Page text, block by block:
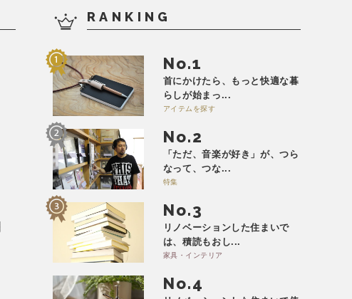
RANKING
No.
首にかけたら、もっと快適な暮
らしが始まっ...
アイテムを探す
No.
「ただ、音楽が好き」が、つら
なって、つな...
特集
No.
リノベーションした住まいで
は、積読もおし...
家具・インテリア
No.